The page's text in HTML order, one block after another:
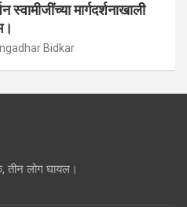
स्वामीजींच्या मार्गदर्शनाखाली
Bidkar
तीन लोग घायल।